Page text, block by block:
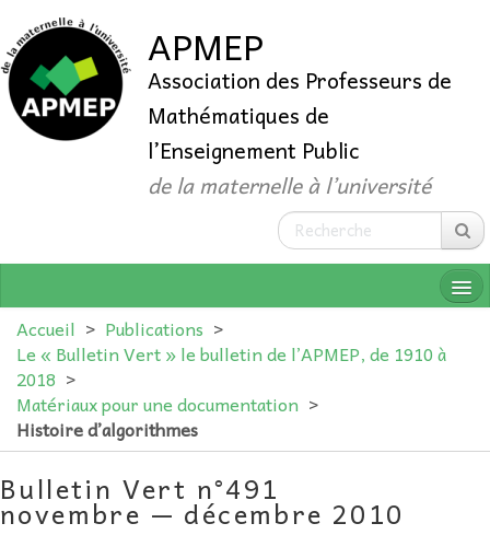
APMEP
Association des Professeurs de
Mathématiques de
l’Enseignement Public
de la maternelle à l’université
QUI SOMMES-NOUS ?
ADHÉRER
AU FIL DES MATHS
Accueil > Publications >
Le « Bulletin Vert » le bulletin de l’APMEP, de 1910 à
2018 >
Matériaux pour une documentation >
Histoire d’algorithmes
Bulletin Vert n°491
novembre — décembre 2010